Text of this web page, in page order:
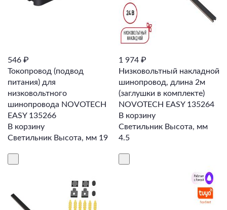
546 ₽
Токопровод (подвод
питания) для
низковольтного
шинопровода NOVOTECH
EASY 135266
В корзину
Светильник Высота, мм 19
1 974 ₽
Низковольтный накладной
шинопровод, длина 2м
(заглушки в комплекте)
NOVOTECH EASY 135264
В корзину
Светильник Высота, мм
4.5